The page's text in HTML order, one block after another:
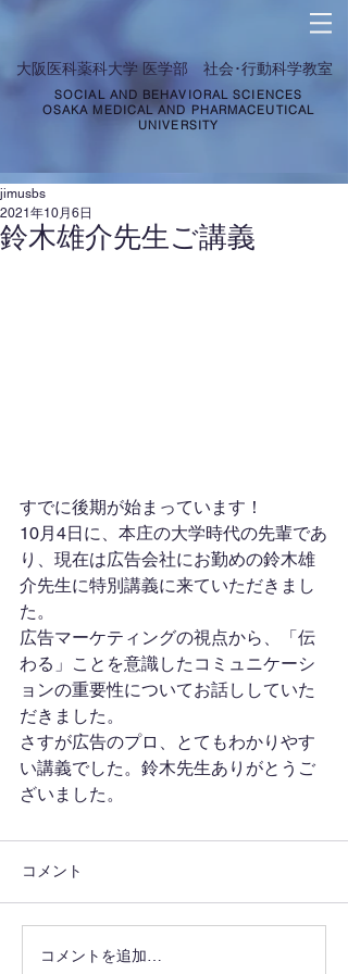
​大阪医科薬科大学 医学部 社会･行動科学教室
SOCIAL AND BEHAVIORAL SCIENCES
OSAKA MEDICAL AND PHARMACEUTICAL
UNIVERSITY
鈴木雄介先生ご講義
jimusbs
2021年10月6日
すでに後期が始まっています！
10月4日に、本庄の大学時代の先輩であ
り、現在は広告会社にお勤めの鈴木雄
介先生に特別講義に来ていただきまし
た。
広告マーケティングの視点から、「伝
わる」ことを意識したコミュニケーシ
ョンの重要性についてお話ししていた
だきました。
さすが広告のプロ、とてもわかりやす
い講義でした。鈴木先生ありがとうご
ざいました。
コメント
コメントを追加…